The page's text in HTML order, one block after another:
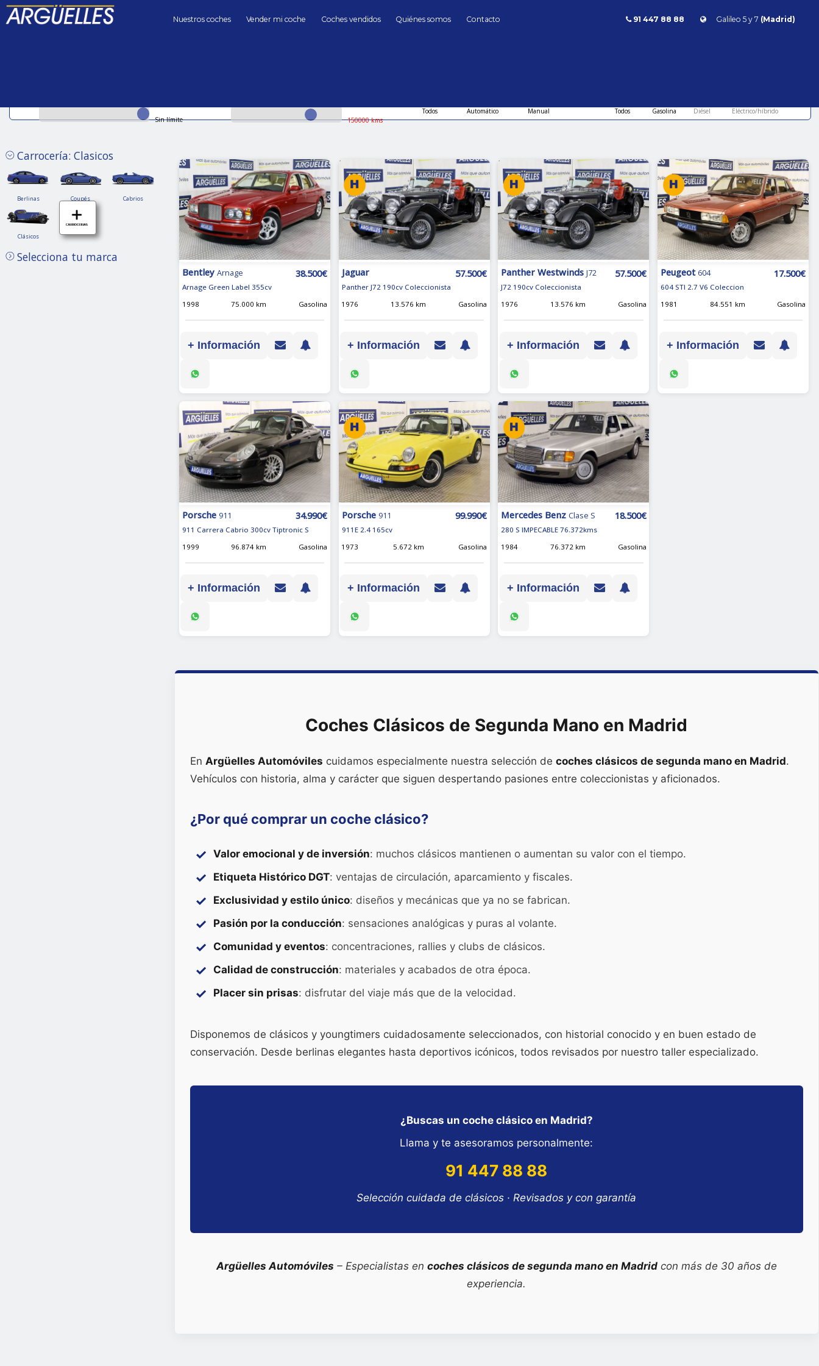
Nuestros coches Vender mi coche Coches vendidos Quiénes somos Contacto 91 447 88 88 Galileo 5 y 7 (Madrid)
Sin límite 150000 kms
Todos Automático Manual Todos Gasolina Diésel Eléctrico/híbrido
Bentley Arnage 38.500€
Arnage Green Label 355cv
1998
75.000 km Gasolina
+ Información
Jaguar 57.500€
Panther J72 190cv Coleccionista
1976
13.576 km Gasolina
+ Información
Panther Westwinds J72 57.500€
J72 190cv Coleccionista
1976
13.576 km Gasolina
+ Información
Peugeot 604 17.500€
604 STI 2.7 V6 Coleccion
1981
84.551 km Gasolina
+ Información
Porsche 911 34.990€
911 Carrera Cabrio 300cv Tiptronic S
1999
96.874 km Gasolina
+ Información
Porsche 911 99.990€
911E 2.4 165cv
1973
5.672 km Gasolina
+ Información
Mercedes Benz Clase S 18.500€
280 S IMPECABLE 76.372kms
1984
76.372 km Gasolina
+ Información
Coches Clásicos de Segunda Mano en Madrid
En Argüelles Automóviles cuidamos especialmente nuestra selección de coches clásicos de segunda mano en Madrid.
Vehículos con historia, alma y carácter que siguen despertando pasiones entre coleccionistas y aficionados.
¿Por qué comprar un coche clásico?
Valor emocional y de inversión: muchos clásicos mantienen o aumentan su valor con el tiempo.
Etiqueta Histórico DGT: ventajas de circulación, aparcamiento y fiscales.
Exclusividad y estilo único: diseños y mecánicas que ya no se fabrican.
Pasión por la conducción: sensaciones analógicas y puras al volante.
Comunidad y eventos: concentraciones, rallies y clubs de clásicos.
Calidad de construcción: materiales y acabados de otra época.
Placer sin prisas: disfrutar del viaje más que de la velocidad.
Disponemos de clásicos y youngtimers cuidadosamente seleccionados, con historial conocido y en buen estado de
conservación. Desde berlinas elegantes hasta deportivos icónicos, todos revisados por nuestro taller especializado.
¿Buscas un coche clásico en Madrid?
Llama y te asesoramos personalmente:
91 447 88 88
Selección cuidada de clásicos · Revisados y con garantía
Argüelles Automóviles – Especialistas en coches clásicos de segunda mano en Madridcon más de 30 años de
experiencia.
Carrocería: Clasicos
BerlinasBerlinas CoupésCoupés CabriosCabrios
ClásicosClásicos
Selecciona tu marca